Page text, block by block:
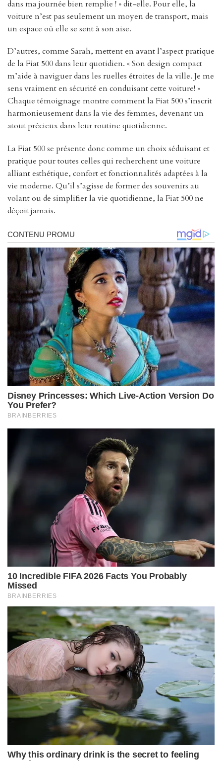
dans ma journée bien remplie ! » dit-elle. Pour elle, la
voiture n’est pas seulement un moyen de transport, mais
un espace où elle se sent à son aise.
D’autres, comme Sarah, mettent en avant l’aspect pratique
de la Fiat 500 dans leur quotidien. « Son design compact
m’aide à naviguer dans les ruelles étroites de la ville. Je me
sens vraiment en sécurité en conduisant cette voiture! »
Chaque témoignage montre comment la Fiat 500 s’inscrit
harmonieusement dans la vie des femmes, devenant un
atout précieux dans leur routine quotidienne.
La Fiat 500 se présente donc comme un choix séduisant et
pratique pour toutes celles qui recherchent une voiture
alliant esthétique, confort et fonctionnalités adaptées à la
vie moderne. Qu’il s’agisse de former des souvenirs au
volant ou de simplifier la vie quotidienne, la Fiat 500 ne
déçoit jamais.